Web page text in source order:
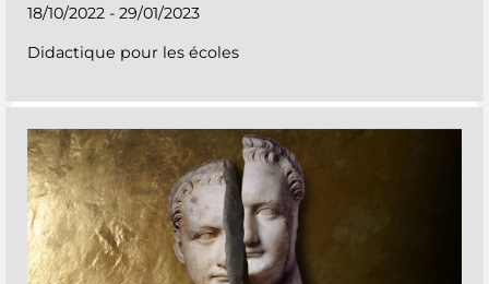
18/10/2022 - 29/01/2023
Didactique pour les écoles